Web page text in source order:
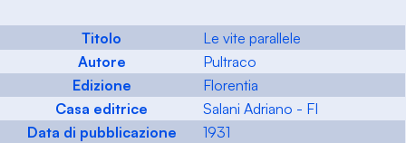
Titolo
Le vite parallele
Autore
Pultraco
Edizione
Florentia
Casa editrice
Salani Adriano - FI
Data di pubblicazione
1931